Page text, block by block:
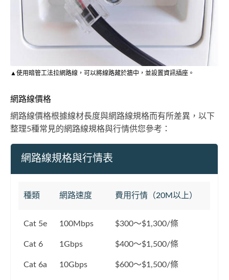
▲使用暗管工法拉網路線，可以將線路藏於牆中，並設置資訊插座。
網路線價格
網路線價格根據線材長度與網路線規格而有所差異，以下
整理5種常見的網路線規格與行情供您參考：
網路線規格與行情表
種類 網路速度 費用行情（20M以上）
Cat 5e 100Mbps $300～$1,300/條
Cat 6 1Gbps $400～$1,500/條
Cat 6a 10Gbps $600～$1,500/條